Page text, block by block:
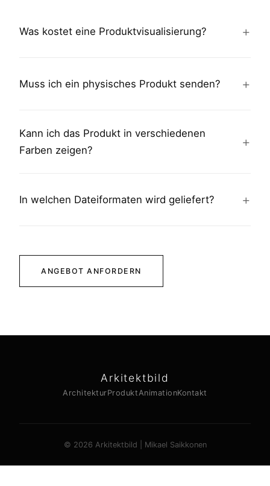
Was kostet eine Produktvisualisierung?
Muss ich ein physisches Produkt senden?
Kann ich das Produkt in verschiedenen
Farben zeigen?
In welchen Dateiformaten wird geliefert?
ANGEBOT ANFORDERN
Arkitektbild
ArchitekturProduktAnimationKontakt
© 2026 Arkitektbild | Mikael Saikkonen